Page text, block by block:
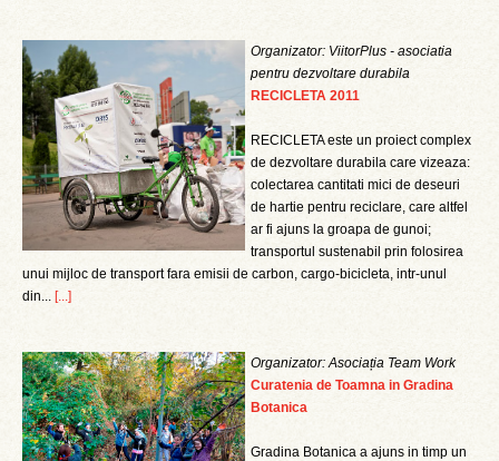
Organizator: ViitorPlus - asociatia
pentru dezvoltare durabila
RECICLETA 2011
RECICLETA este un proiect complex
de dezvoltare durabila care vizeaza:
colectarea cantitati mici de deseuri
de hartie pentru reciclare, care altfel
ar fi ajuns la groapa de gunoi;
transportul sustenabil prin folosirea
unui mijloc de transport fara emisii de carbon, cargo-bicicleta, intr-unul
din... [...]
Organizator: Asociația Team Work
Curatenia de Toamna in Gradina
Botanica
Gradina Botanica a ajuns in timp un